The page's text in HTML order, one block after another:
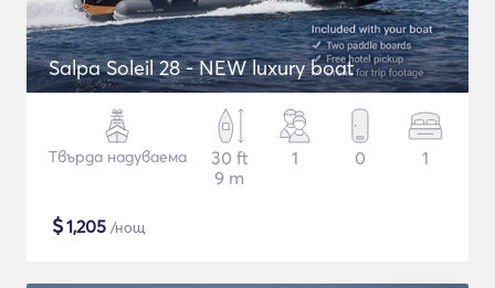
Salpa Soleil 28 - NEW luxury boat
Твърда надуваема
30 ft
9 m
1 0 1
$1,205 /нощ